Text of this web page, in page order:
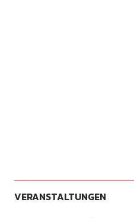
VERANSTALTUNGEN